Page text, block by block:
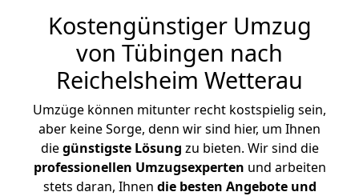
Kostengünstiger Umzug
von Tübingen nach
Reichelsheim Wetterau
Umzüge können mitunter recht kostspielig sein,
aber keine Sorge, denn wir sind hier, um Ihnen
diegünstigste Lösung zu bieten. Wir sind die
professionellen Umzugsexperten und arbeiten
stets daran, Ihnen die besten Angebote und